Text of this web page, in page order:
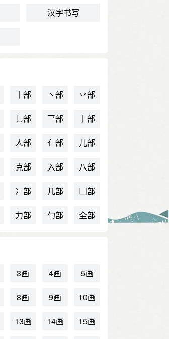
汉字书写
丨部 丶部 丷部
乚部 乛部 亅部
人部 亻部 儿部
克部 入部 八部
冫部 几部 凵部
力部 勹部 全部
3画 4画 5画
8画 9画 10画
13画 14画 15画